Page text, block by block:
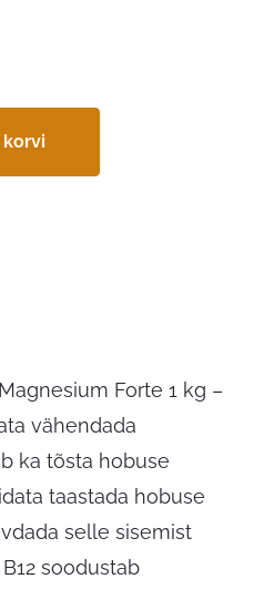
korvi
Forte 1 kg –
vähendada
ka tõsta hobuse
taastada hobuse
selle sisemist
soodustab